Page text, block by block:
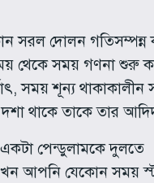
সরল দোলন গতিসম্পন্ন
থেকে সময় গণনা শুরু
সময় শূন্য
দশা থাকে তাকে তার
পেন্ডুলামকে দুলতে
আপনি যেকোন সময়